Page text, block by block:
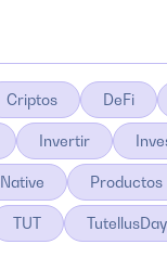
Criptos DeFi
Invertir
Native Productos
TUT TutellusDay